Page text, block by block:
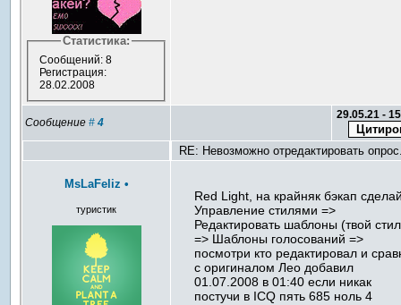
Статистика:
Сообщений: 8
Регистрация:
28.02.2008
Сообщение#4
29.05.21 -
RE: Невозможно отредактировать
MsLaFeliz •
туристик
Red Light, на крайняк бэкап
Управление стилями =>
Редактировать шаблоны (твой
=> Шаблоны голосований =>
посмотри кто редактировал и
с оригиналом Лео добавил
01.07.2008 в 01:40 если никак
постучи в ICQ пять 685 ноль 4